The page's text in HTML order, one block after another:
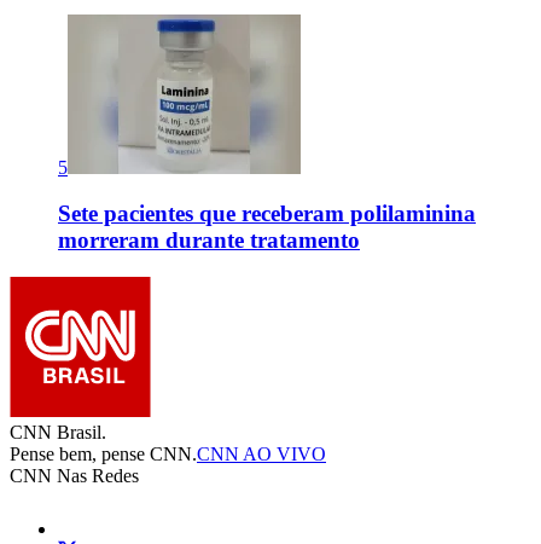
5
Sete pacientes que receberam polilaminina
morreram durante tratamento
CNN Brasil.
Pense bem, pense CNN.CNN AO VIVO
CNN Nas Redes